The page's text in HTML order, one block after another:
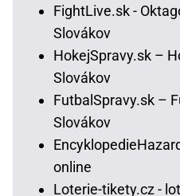
FightLive.sk -
Slovákov
HokejSpravy.sk –
Slovákov
FutbalSpravy.sk –
Slovákov
online
Loterie-tikety.cz -